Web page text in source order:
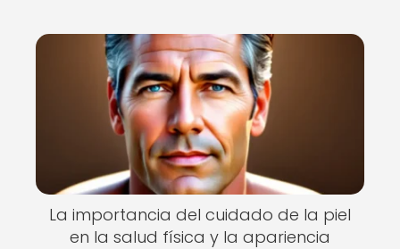
La importancia del cuidado de la piel
en la salud física y la apariencia